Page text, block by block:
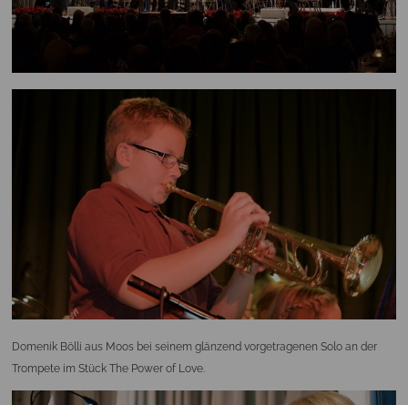
Domenik Bölli aus Moos bei seinem glänzend vorgetragenen Solo an der
Trompete im Stück The Power of Love.